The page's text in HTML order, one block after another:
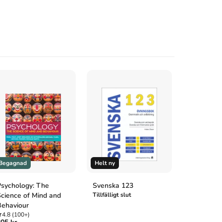
The
of Mind and
4.8(100+)
Helt ny
Svenska 123
Tillfälligt slut